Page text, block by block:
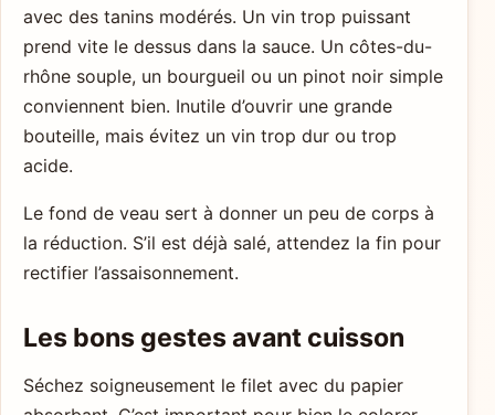
avec des tanins modérés. Un vin trop puissant
prend vite le dessus dans la sauce. Un côtes-du-
rhône souple, un bourgueil ou un pinot noir simple
conviennent bien. Inutile d’ouvrir une grande
bouteille, mais évitez un vin trop dur ou trop
acide.
Le fond de veau sert à donner un peu de corps à
la réduction. S’il est déjà salé, attendez la fin pour
rectifier l’assaisonnement.
Les bons gestes avant cuisson
Séchez soigneusement le filet avec du papier